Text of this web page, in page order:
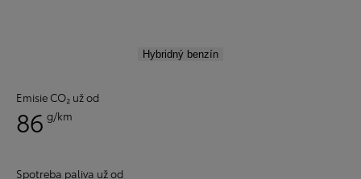
Hybridný benzín
Emisie CO₂ už od
86 g/km
Spotreba paliva už od